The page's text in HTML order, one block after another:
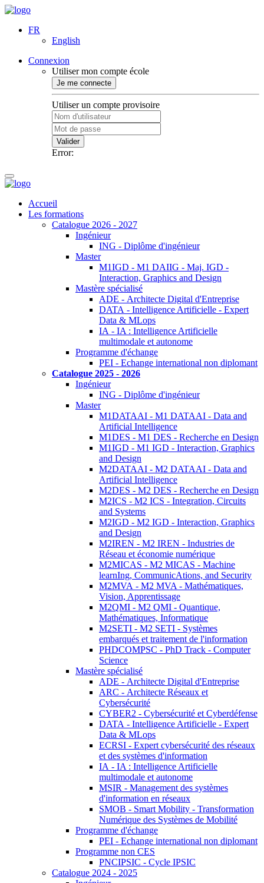
FR
English
Connexion
Utiliser mon compte école
Je me connecte
Utiliser un compte provisoire
Valider
Error:
Accueil
Les formations
Catalogue 2026 - 2027
Ingénieur
ING - Diplôme d'ingénieur
Master
M1IGD - M1 DAIIG - Maj. IGD -
Interaction, Graphics and Design
Mastère spécialisé
ADE - Architecte Digital d'Entreprise
DATA - Intelligence Artificielle - Expert
Data & MLops
IA - IA : Intelligence Artificielle
multimodale et autonome
Programme d'échange
PEI - Echange international non diplomant
Catalogue 2025 - 2026
Ingénieur
ING - Diplôme d'ingénieur
Master
M1DATAAI - M1 DATAAI - Data and
Artificial Intelligence
M1DES - M1 DES - Recherche en Design
M1IGD - M1 IGD - Interaction, Graphics
and Design
M2DATAAI - M2 DATAAI - Data and
Artificial Intelligence
M2DES - M2 DES - Recherche en Design
M2ICS - M2 ICS - Integration, Circuits
and Systems
M2IGD - M2 IGD - Interaction, Graphics
and Design
M2IREN - M2 IREN - Industries de
Réseau et économie numérique
M2MICAS - M2 MICAS - Machine
learnIng, CommunicAtions, and Security
M2MVA - M2 MVA - Mathématiques,
Vision, Apprentissage
M2QMI - M2 QMI - Quantique,
Mathématiques, Informatique
M2SETI - M2 SETI - Systèmes
embarqués et traitement de l'information
PHDCOMPSC - PhD Track - Computer
Science
Mastère spécialisé
ADE - Architecte Digital d'Entreprise
ARC - Architecte Réseaux et
Cybersécurité
CYBER2 - Cybersécurité et Cyberdéfense
DATA - Intelligence Artificielle - Expert
Data & MLops
ECRSI - Expert cybersécurité des réseaux
et des systèmes d'information
IA - IA : Intelligence Artificielle
multimodale et autonome
MSIR - Management des systèmes
d'information en réseaux
SMOB - Smart Mobility - Transformation
Numérique des Systèmes de Mobilité
Programme d'échange
PEI - Echange international non diplomant
Programme non CES
PNCIPSIC - Cycle IPSIC
Catalogue 2024 - 2025